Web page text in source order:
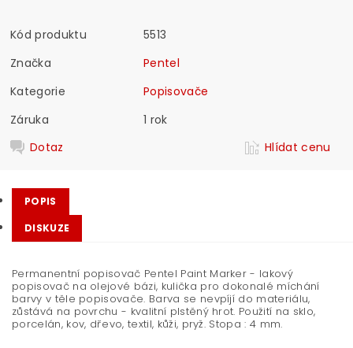
Kód produktu
5513
Značka
Pentel
Kategorie
Popisovače
Záruka
1 rok
Dotaz
Hlídat cenu
POPIS
DISKUZE
Permanentní popisovač Pentel Paint Marker - lakový
popisovač na olejové bázi, kulička pro dokonalé míchání
barvy v těle popisovače. Barva se nevpíjí do materiálu,
zůstává na povrchu - kvalitní plstěný hrot. Použití na sklo,
porcelán, kov, dřevo, textil, kůži, pryž. Stopa : 4 mm.